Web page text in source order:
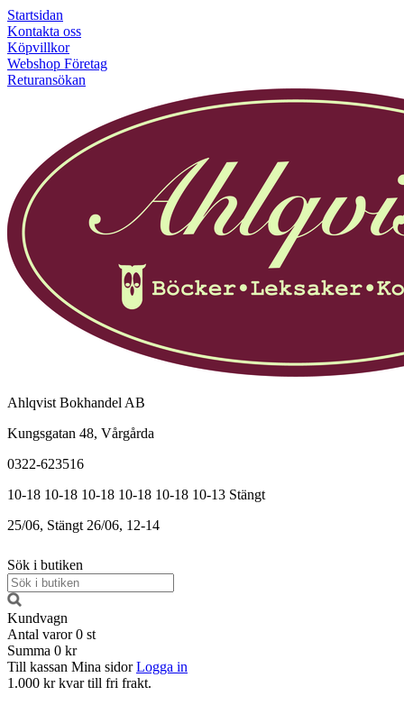
Startsidan
Kontakta oss
Köpvillkor
Webshop Företag
Returansökan
Ahlqvist Bokhandel AB
Kungsgatan 48, Vårgårda
0322-623516
10-18 10-18 10-18 10-18 10-18 10-13 Stängt
25/06, Stängt 26/06, 12-14
Sök i butiken
Kundvagn
Antal varor 0 st
Summa 0 kr
Till kassan Mina sidor Logga in
1.000 kr kvar till fri frakt.